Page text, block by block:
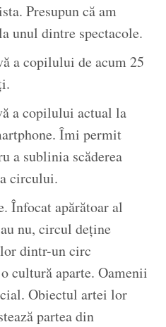
Presupun că am
unul dintre spectacole.
a copilului de acum 25
a copilului actual la
Îmi permit
a sublinia scăderea
circului.
Înfocat apărătoar al
nu, circul deține
dintr-un circ
cultură aparte. Oamenii
Obiectul artei lor
partea din